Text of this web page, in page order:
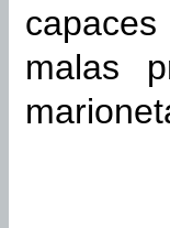
malas